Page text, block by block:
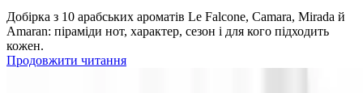
Добірка з 10 арабських ароматів Le Falcone, Camara, Mirada й
Amaran: піраміди нот, характер, сезон і для кого підходить
кожен.
Продовжити читання